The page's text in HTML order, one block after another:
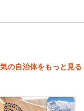
気の自治体をもっと見る